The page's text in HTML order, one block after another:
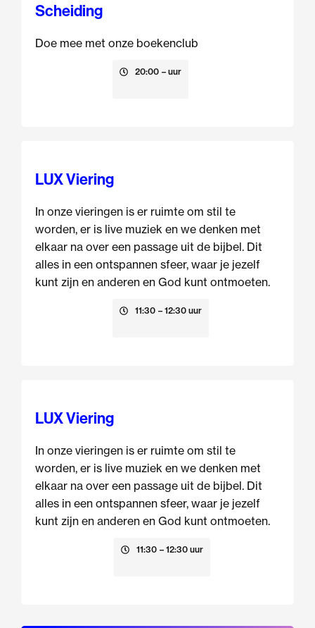
Scheiding
Doe mee met onze boekenclub
20:00 – uur
LUX Viering
In onze vieringen is er ruimte om stil te
worden, er is live muziek en we denken met
elkaar na over een passage uit de bijbel. Dit
alles in een ontspannen sfeer, waar je jezelf
kunt zijn en anderen en God kunt ontmoeten.
11:30 – 12:30 uur
LUX Viering
In onze vieringen is er ruimte om stil te
worden, er is live muziek en we denken met
elkaar na over een passage uit de bijbel. Dit
alles in een ontspannen sfeer, waar je jezelf
kunt zijn en anderen en God kunt ontmoeten.
11:30 – 12:30 uur